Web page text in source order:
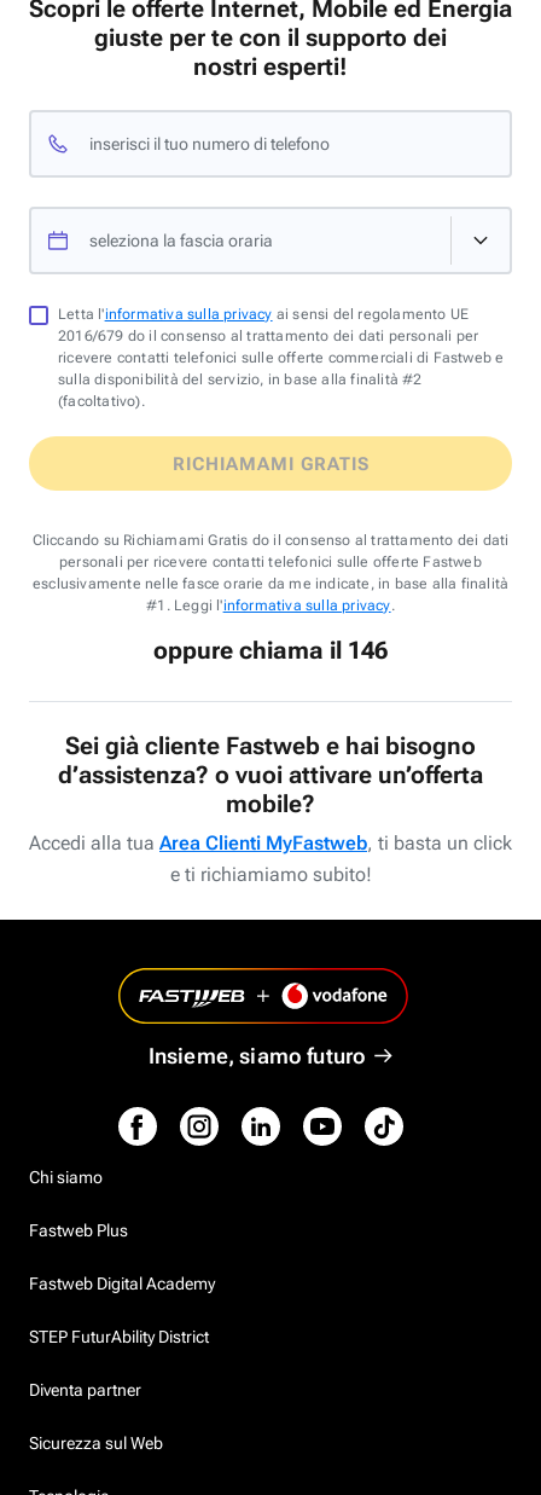
Scopri le offerte Internet, Mobile ed Energia
giuste per te con il supporto dei
nostri esperti!
inserisci il tuo numero di telefono
seleziona la fascia oraria
Letta l'informativa sulla privacy ai sensi del regolamento UE
2016/679 do il consenso al trattamento dei dati personali per
ricevere contatti telefonici sulle offerte commerciali di Fastweb e
sulla disponibilità del servizio, in base alla finalità #2
(facoltativo).
RICHIAMAMI GRATIS
Cliccando su Richiamami Gratis do il consenso al trattamento dei dati
personali per ricevere contatti telefonici sulle offerte Fastweb
esclusivamente nelle fasce orarie da me indicate, in base alla finalità
#1. Leggi l'informativa sulla privacy.
oppure chiama il 146
Sei già cliente Fastweb e hai bisogno
d’assistenza? o vuoi attivare un’offerta
mobile?
Accedi alla tua Area Clienti MyFastweb, ti basta un click
e ti richiamiamo subito!
Insieme, siamo futuro
Chi siamo
Fastweb Plus
Fastweb Digital Academy
STEP FuturAbility District
Diventa partner
Sicurezza sul Web